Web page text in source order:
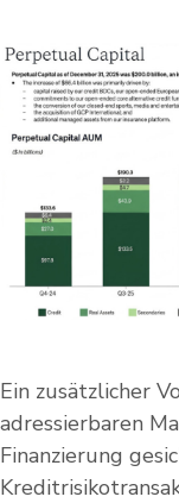
Ein zusätzlicher
adressierbaren
Finanzierung